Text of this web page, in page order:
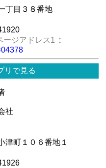
丁目３８番地
ージアドレス1 :
リで見る
社
津町１０６番地１